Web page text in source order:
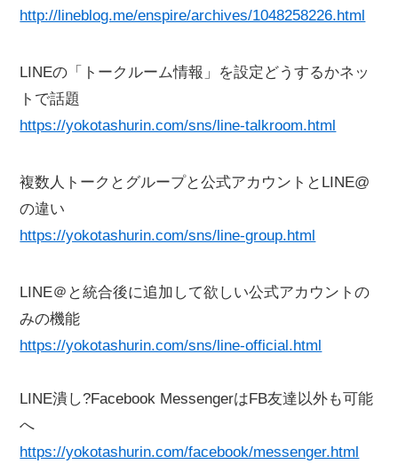
http://lineblog.me/enspire/archives/1048258226.html
LINEの「トークルーム情報」を設定どうするかネッ
トで話題
https://yokotashurin.com/sns/line-talkroom.html
複数人トークとグループと公式アカウントとLINE@
の違い
https://yokotashurin.com/sns/line-group.html
LINE＠と統合後に追加して欲しい公式アカウントの
みの機能
https://yokotashurin.com/sns/line-official.html
LINE潰し?Facebook MessengerはFB友達以外も可能
へ
https://yokotashurin.com/facebook/messenger.html